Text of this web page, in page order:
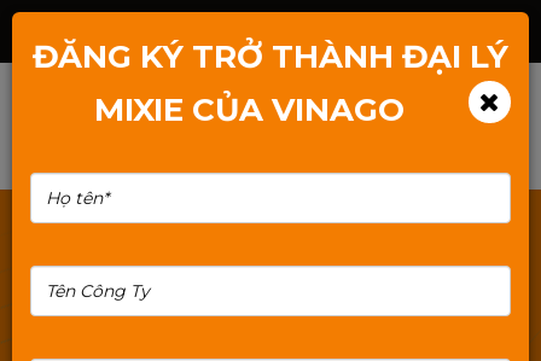
ĐĂNG KÝ TRỞ THÀNH ĐẠI LÝ
MIXIE CỦA VINAGO